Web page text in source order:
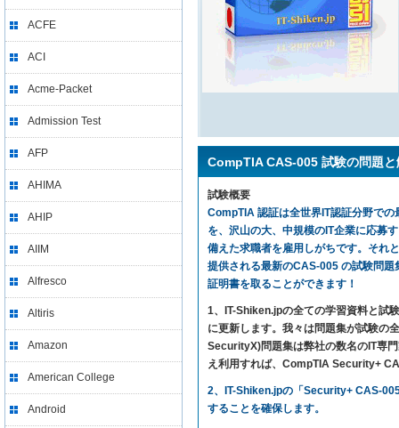
ACFE
ACI
Acme-Packet
Admission Test
AFP
AHIMA
AHIP
AIIM
Alfresco
Altiris
Amazon
American College
Android
CompTIA CAS-005 試験の問題と
試験概要
CompTIA 認証は全世界IT認証分野で
を、沢山の大、中規模のIT企業に応募
備えた求職者を雇用しがちです。それ
提供される最新のCAS-005 の試験問
証明書を取ることができます！
1、IT-Shiken.jpの全ての学習資料と試
に更新します。我々は問題集が試験の
SecurityX)問題集は弊社の数名のIT専
え利用すれば、CompTIA Security+
2、IT-Shiken.jpの「Security+ CAS-
することを確保します。